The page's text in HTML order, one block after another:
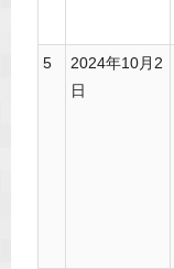
5
2024年10月2
日